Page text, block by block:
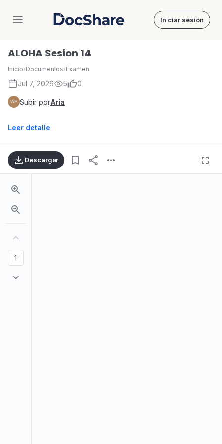
DocShare Iniciar sesión
ALOHA Sesion 14
Inicio›Documentos›Examen
Jul 7, 2026 5 0
Subir porAria
Leer detalle
Descargar